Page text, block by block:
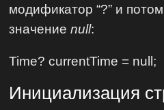
модификатор “?” и
значениеnull:
Time? currentTime = null;
Инициализация